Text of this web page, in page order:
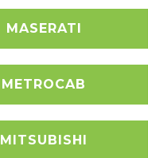
MASERATI
METROCAB
MITSUBISHI